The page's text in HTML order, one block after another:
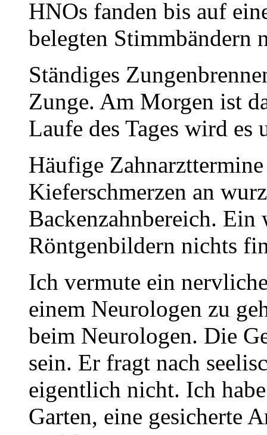
HNOs fanden bis auf
belegten Stimmbändern
Ständiges
Zunge. Am Morgen ist
Laufe des Tages wird es
Häufige
Kieferschmerzen an
Backenzahnbereich. Ein
Röntgenbildern nichts
Ich vermute ein
einem Neurologen zu
beim Neurologen. Die
sein. Er fragt nach
eigentlich nicht. Ich
Garten, eine gesicherte